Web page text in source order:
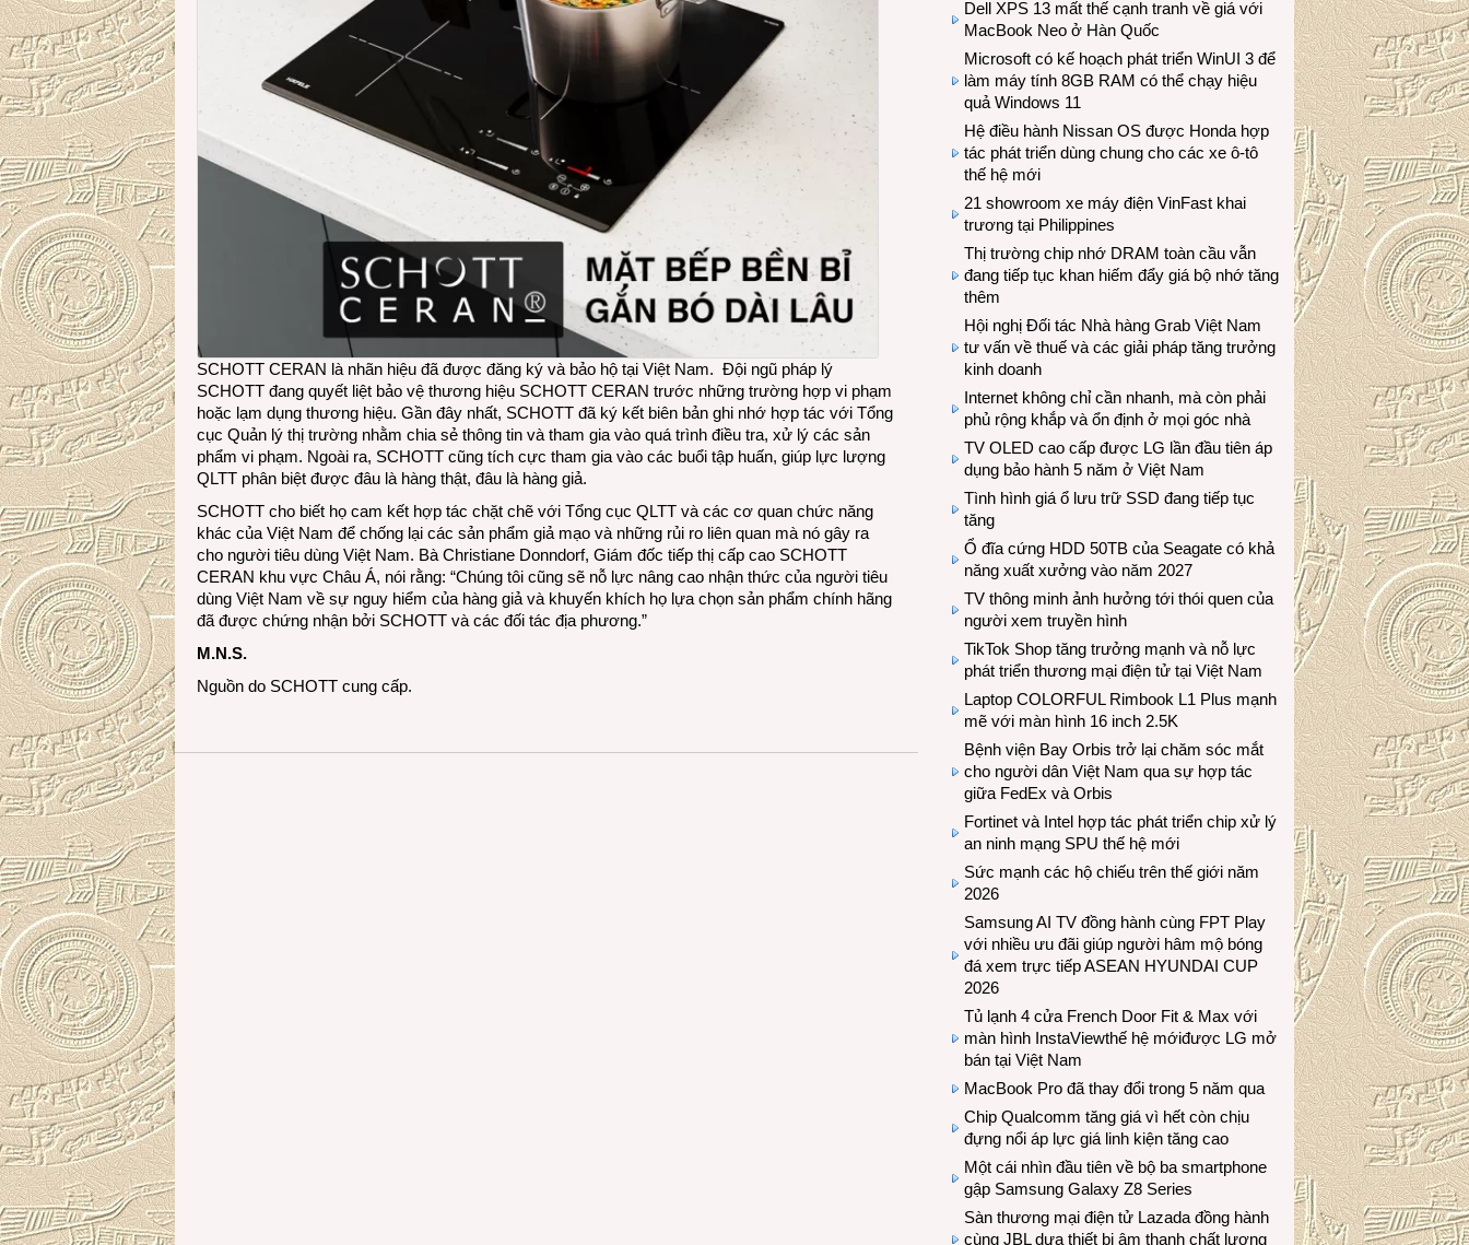
SCHOTT CERAN là nhãn hiệu đã được đăng ký và bảo hộ tại Việt Nam. Đội ngũ pháp lý
SCHOTT đang quyết liệt bảo vệ thương hiệu SCHOTT CERAN trước những trường hợp vi phạm
hoặc lạm dụng thương hiệu. Gần đây nhất, SCHOTT đã ký kết biên bản ghi nhớ hợp tác với Tổng
cục Quản lý thị trường nhằm chia sẻ thông tin và tham gia vào quá trình điều tra, xử lý các sản
phẩm vi phạm. Ngoài ra, SCHOTT cũng tích cực tham gia vào các buổi tập huấn, giúp lực lượng
QLTT phân biệt được đâu là hàng thật, đâu là hàng giả.
SCHOTT cho biết họ cam kết hợp tác chặt chẽ với Tổng cục QLTT và các cơ quan chức năng
khác của Việt Nam để chống lại các sản phẩm giả mạo và những rủi ro liên quan mà nó gây ra
cho người tiêu dùng Việt Nam. Bà Christiane Donndorf, Giám đốc tiếp thị cấp cao SCHOTT
CERAN khu vực Châu Á, nói rằng: “Chúng tôi cũng sẽ nỗ lực nâng cao nhận thức của người tiêu
dùng Việt Nam về sự nguy hiểm của hàng giả và khuyến khích họ lựa chọn sản phẩm chính hãng
đã được chứng nhận bởi SCHOTT và các đối tác địa phương.”
M.N.S.
Nguồn do SCHOTT cung cấp.
Dell XPS 13 mất thế cạnh tranh về giá với
MacBook Neo ở Hàn Quốc
Microsoft có kế hoạch phát triển WinUI 3 để
làm máy tính 8GB RAM có thể chạy hiệu
quả Windows 11
Hệ điều hành Nissan OS được Honda hợp
tác phát triển dùng chung cho các xe ô-tô
thế hệ mới
21 showroom xe máy điện VinFast khai
trương tại Philippines
Thị trường chip nhớ DRAM toàn cầu vẫn
đang tiếp tục khan hiếm đẩy giá bộ nhớ tăng
thêm
Hội nghị Đối tác Nhà hàng Grab Việt Nam
tư vấn về thuế và các giải pháp tăng trưởng
kinh doanh
Internet không chỉ cần nhanh, mà còn phải
phủ rộng khắp và ổn định ở mọi góc nhà
TV OLED cao cấp được LG lần đầu tiên áp
dụng bảo hành 5 năm ở Việt Nam
Tình hình giá ổ lưu trữ SSD đang tiếp tục
tăng
Ổ đĩa cứng HDD 50TB của Seagate có khả
năng xuất xưởng vào năm 2027
TV thông minh ảnh hưởng tới thói quen của
người xem truyền hình
TikTok Shop tăng trưởng mạnh và nỗ lực
phát triển thương mại điện tử tại Việt Nam
Laptop COLORFUL Rimbook L1 Plus mạnh
mẽ với màn hình 16 inch 2.5K
Bệnh viện Bay Orbis trở lại chăm sóc mắt
cho người dân Việt Nam qua sự hợp tác
giữa FedEx và Orbis
Fortinet và Intel hợp tác phát triển chip xử lý
an ninh mạng SPU thế hệ mới
Sức mạnh các hộ chiếu trên thế giới năm
2026
Samsung AI TV đồng hành cùng FPT Play
với nhiều ưu đãi giúp người hâm mộ bóng
đá xem trực tiếp ASEAN HYUNDAI CUP
2026
Tủ lạnh 4 cửa French Door Fit & Max với
màn hình InstaViewthế hệ mớiđược LG mở
bán tại Việt Nam
MacBook Pro đã thay đổi trong 5 năm qua
Chip Qualcomm tăng giá vì hết còn chịu
đựng nổi áp lực giá linh kiện tăng cao
Một cái nhìn đầu tiên về bộ ba smartphone
gập Samsung Galaxy Z8 Series
Sàn thương mại điện tử Lazada đồng hành
cùng JBL dưa thiết bị âm thanh chất lượng